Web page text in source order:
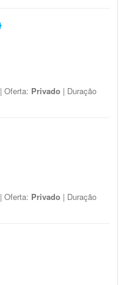
| Oferta: Privado | Duração
| Oferta: Privado | Duração